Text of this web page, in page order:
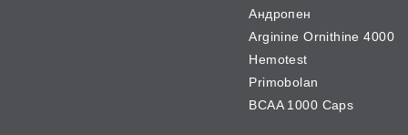
Андропен
Arginine Ornithine 4000
Hemotest
Primobolan
BCAA 1000 Caps